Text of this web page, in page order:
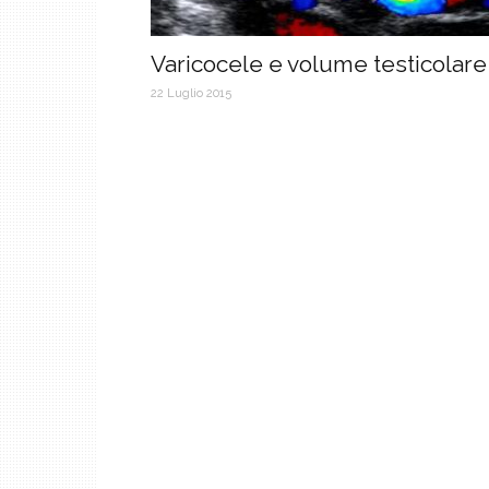
Varicocele e volume testicolare
22 Luglio 2015